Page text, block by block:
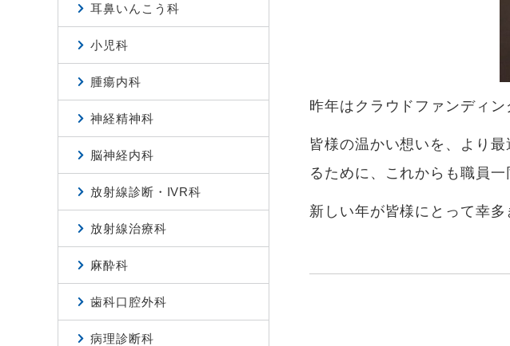
昨年はクラウドファンディ
皆様の温かい想いを、より
るために、これからも職員一
新しい年が皆様にとって幸
耳鼻いんこう科
小児科
腫瘍内科
神経精神科
脳神経内科
放射線診断・IVR科
放射線治療科
麻酔科
歯科口腔外科
病理診断科